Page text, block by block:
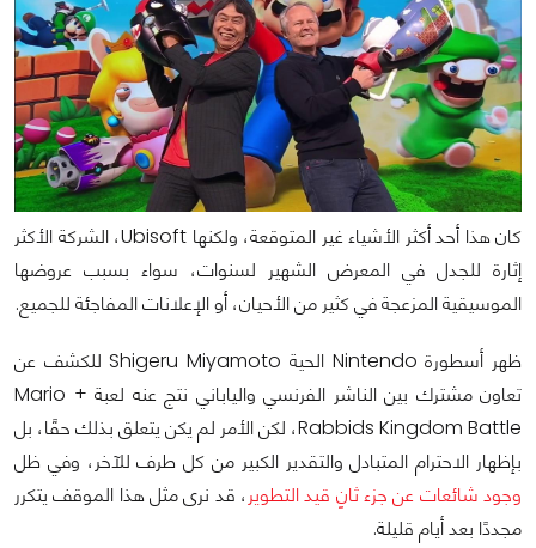
كان هذا أحد أكثر الأشياء غير المتوقعة، ولكنها Ubisoft، الشركة الأكثر
إثارة للجدل في المعرض الشهير لسنوات، سواء بسبب عروضها
الموسيقية المزعجة في كثير من الأحيان، أو الإعلانات المفاجئة للجميع.
ظهر أسطورة Nintendo الحية Shigeru Miyamoto للكشف عن
تعاون مشترك بين الناشر الفرنسي والياباني نتج عنه لعبة Mario +
Rabbids Kingdom Battle، لكن الأمر لم يكن يتعلق بذلك حقًا، بل
بإظهار الاحترام المتبادل والتقدير الكبير من كل طرف للآخر، وفي ظل
وجود شائعات عن جزء ثانٍ قيد التطوير ، قد نرى مثل هذا الموقف يتكرر
مجددًا بعد أيام قليلة.